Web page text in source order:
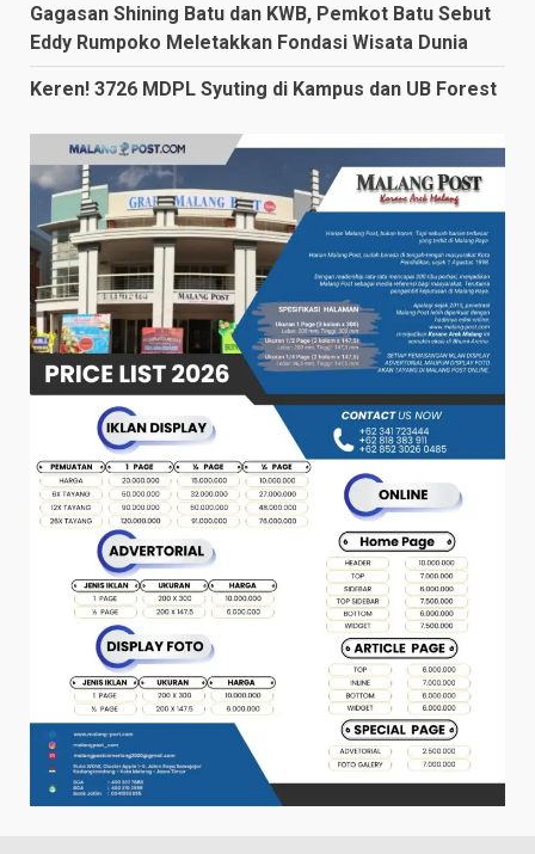
Gagasan Shining Batu dan KWB, Pemkot Batu Sebut
Eddy Rumpoko Meletakkan Fondasi Wisata Dunia
Keren! 3726 MDPL Syuting di Kampus dan UB Forest